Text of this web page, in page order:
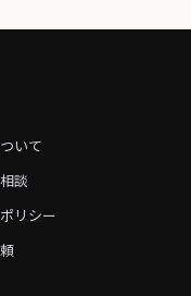
いて
談
リシー